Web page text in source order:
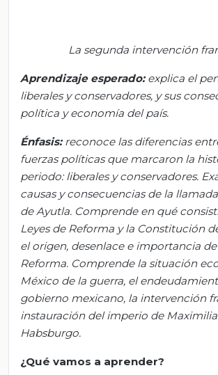
La segunda intervención
Aprendizaje esperado: explica el
liberales y conservadores, y sus
política y economía del país.
Énfasis: reconoce las diferencias
fuerzas políticas que marcaron la
periodo: liberales y conservadores.
causas y consecuencias de la
de Ayutla. Comprende en qué
Leyes de Reforma y la Constitución
el origen, desenlace e importancia
Reforma. Comprende la situación
México de la guerra, el
gobierno mexicano, la intervención
instauración del imperio de
Habsburgo.
¿Qué vamos a aprender?